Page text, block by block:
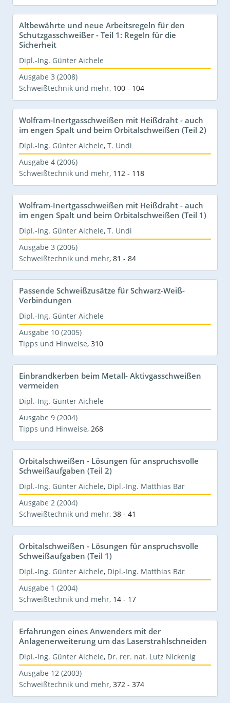
Altbewährte und neue Arbeitsregeln für den
Schutzgasschweißer - Teil 1: Regeln für die
Sicherheit
Dipl.-Ing. Günter Aichele
Ausgabe 3 (2008)
Schweißtechnik und mehr, 100 - 104
Wolfram-Inertgasschweißen mit Heißdraht - auch
im engen Spalt und beim Orbitalschweißen (Teil 2)
Dipl.-Ing. Günter Aichele, T. Undi
Ausgabe 4 (2006)
Schweißtechnik und mehr, 112 - 118
Wolfram-Inertgasschweißen mit Heißdraht - auch
im engen Spalt und beim Orbitalschweißen (Teil 1)
Dipl.-Ing. Günter Aichele, T. Undi
Ausgabe 3 (2006)
Schweißtechnik und mehr, 81 - 84
Passende Schweißzusätze für Schwarz-Weiß-
Verbindungen
Dipl.-Ing. Günter Aichele
Ausgabe 10 (2005)
Tipps und Hinweise, 310
Einbrandkerben beim Metall- Aktivgasschweißen
vermeiden
Dipl.-Ing. Günter Aichele
Ausgabe 9 (2004)
Tipps und Hinweise, 268
Orbitalschweißen - Lösungen für anspruchsvolle
Schweißaufgaben (Teil 2)
Dipl.-Ing. Günter Aichele, Dipl.-Ing. Matthias Bär
Ausgabe 2 (2004)
Schweißtechnik und mehr, 38 - 41
Orbitalschweißen - Lösungen für anspruchsvolle
Schweißaufgaben (Teil 1)
Dipl.-Ing. Günter Aichele, Dipl.-Ing. Matthias Bär
Ausgabe 1 (2004)
Schweißtechnik und mehr, 14 - 17
Erfahrungen eines Anwenders mit der
Anlagenerweiterung um das Laserstrahlschneiden
Dipl.-Ing. Günter Aichele, Dr. rer. nat. Lutz Nickenig
Ausgabe 12 (2003)
Schweißtechnik und mehr, 372 - 374